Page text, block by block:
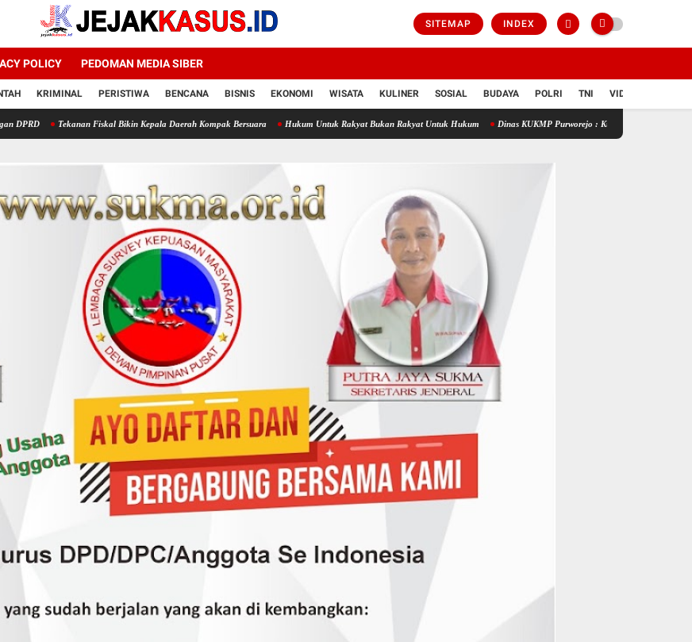
SITEMAP INDEX
POLICY PEDOMAN MEDIA SIBER
KRIMINAL PERISTIWA BENCANA BISNIS EKONOMI WISATA KULINER SOSIAL BUDAYA POLRI TNI VIDIO
Tekanan Fiskal Bikin Kepala Daerah Kompak Bersuara Hukum Untuk Rakyat Bukan Rakyat Untuk Hukum Dinas KUKMP Purworejo : Kuatkan UMKM, Koperasi &